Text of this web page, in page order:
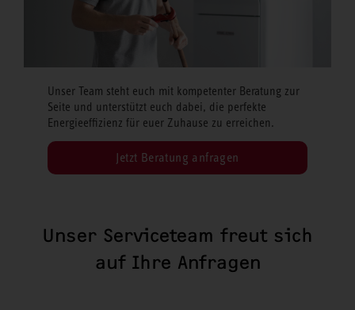
Unser Team steht euch mit kompetenter Beratung zur
Seite und unterstützt euch dabei, die perfekte
Energieeffizienz für euer Zuhause zu erreichen.
Jetzt Beratung anfragen
Unser Serviceteam freut sich
auf Ihre Anfragen